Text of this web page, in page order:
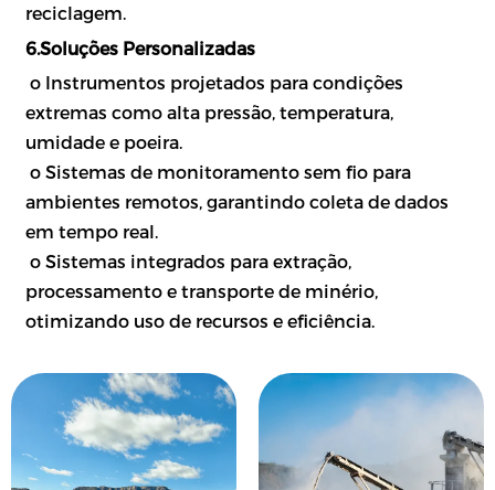
reciclagem.
6.Soluções Personalizadas
o Instrumentos projetados para condições
extremas como alta pressão, temperatura,
umidade e poeira.
o Sistemas de monitoramento sem fio para
ambientes remotos, garantindo coleta de dados
em tempo real.
o Sistemas integrados para extração,
processamento e transporte de minério,
otimizando uso de recursos e eficiência.